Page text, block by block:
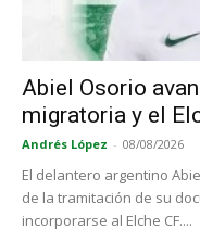
Abiel Osorio
migratoria y el
Andrés López - 08/08/2026
El delantero argentino
de la tramitación de su
incorporarse al Elche CF....